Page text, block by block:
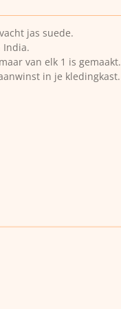
jas suede.
India.
van elk 1 is gemaakt.
in je kledingkast.